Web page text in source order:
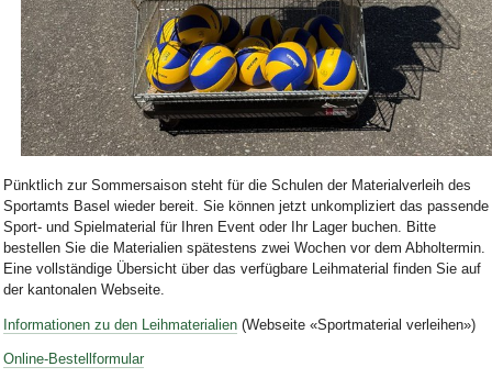
Pünktlich zur Sommersaison steht für die Schulen der Materialverleih des
Sportamts Basel wieder bereit. Sie können jetzt unkompliziert das passende
Sport- und Spielmaterial für Ihren Event oder Ihr Lager buchen. Bitte
bestellen Sie die Materialien spätestens zwei Wochen vor dem Abholtermin.
Eine vollständige Übersicht über das verfügbare Leihmaterial finden Sie auf
der kantonalen Webseite.
Informationen zu den Leihmaterialien(Webseite «Sportmaterial verleihen»)
Online-Bestellformular